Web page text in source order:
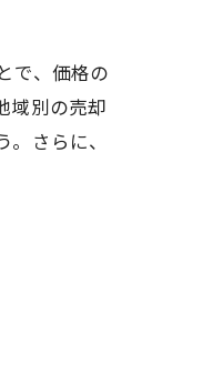
で、価格の
域別の売却
さらに、